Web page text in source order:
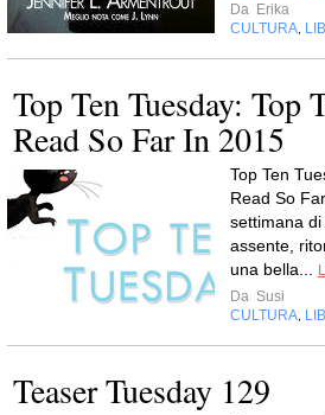
Da Erika
CULTURA
Top Ten Tuesday: Top
Read So Far In 2015
Top Ten
Read So
settimana
assente,
una bella...
Da Susi
CULTURA
Teaser Tuesday 129